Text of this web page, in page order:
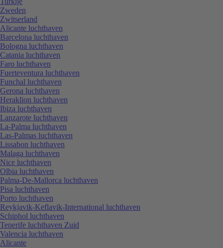
Zweden
Zwitserland
Alicante luchthaven
Barcelona luchthaven
Bologna luchthaven
Catania luchthaven
Faro luchthaven
Fuerteventura luchthaven
Funchal luchthaven
Gerona luchthaven
Heraklion luchthaven
Ibiza luchthaven
Lanzarote luchthaven
La-Palma luchthaven
Las-Palmas luchthaven
Lissabon luchthaven
Malaga luchthaven
Nice luchthaven
Olbia luchthaven
Palma-De-Mallorca luchthaven
Pisa luchthaven
Porto luchthaven
Reykjavik-Keflavik-International luchthaven
Schiphol luchthaven
Tenerife luchthaven Zuid
Valencia luchthaven
Alicante